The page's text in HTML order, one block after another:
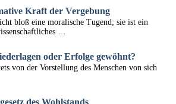
Kraft der Vergebung
bloß eine moralische Tugend; sie ist ein
…
oder Erfolge gewöhnt?
von der Vorstellung des Menschen von sich